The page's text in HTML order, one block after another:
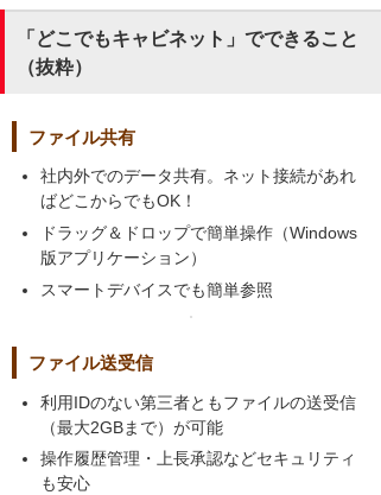
「どこでもキャビネット」でできること
（抜粋）
ファイル共有
社内外でのデータ共有。ネット接続があれ
ばどこからでもOK！
ドラッグ＆ドロップで簡単操作（Windows
版アプリケーション）
スマートデバイスでも簡単参照
ファイル送受信
利用IDのない第三者ともファイルの送受信
（最大2GBまで）が可能
操作履歴管理・上長承認などセキュリティ
も安心